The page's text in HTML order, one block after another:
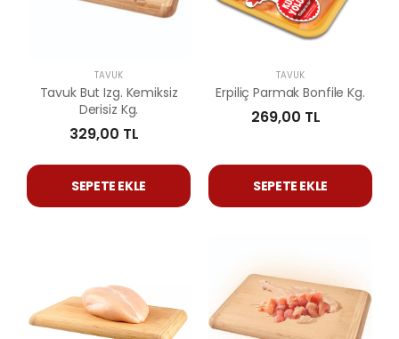
TAVUK
Tavuk But Izg. Kemiksiz
Derisiz Kg.
329,00 TL
SEPETE EKLE
TAVUK
Erpiliç Parmak Bonfile Kg.
269,00 TL
SEPETE EKLE